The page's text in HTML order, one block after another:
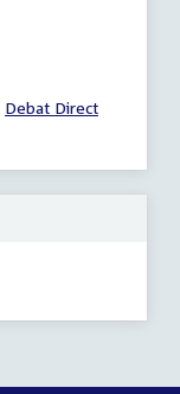
External
Debat Direct